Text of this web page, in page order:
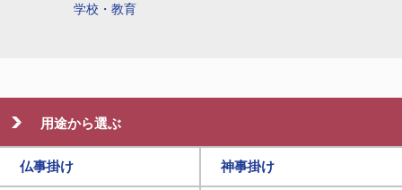
学校・教育
用途から選ぶ
仏事掛け 神事掛け